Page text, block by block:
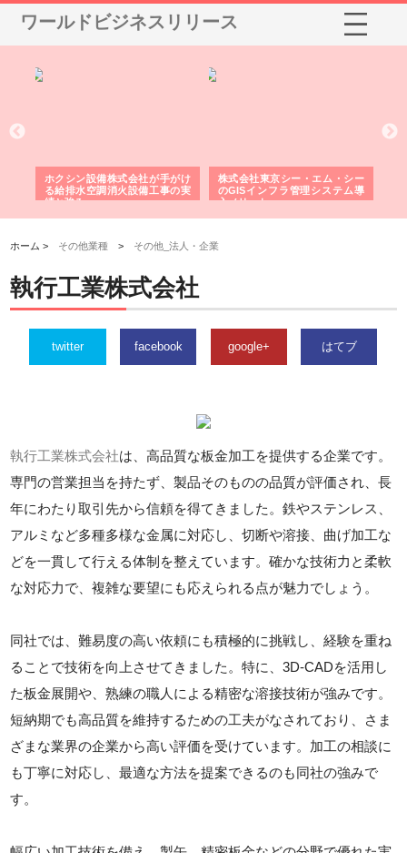
ワールドビジネスリリース
ホクシン設備株式会社が手がけ
る給排水空調消火設備工事の実
績と強み
株式会社東京シー・エム・シー
のGISインフラ管理システム導
入メリット
ホーム > その他業種 > その他_法人・企業
執行工業株式会社
twitter facebook google+ はてブ
執行工業株式会社は、高品質な板金加工を提供する企業です。
専門の営業担当を持たず、製品そのものの品質が評価され、長
年にわたり取引先から信頼を得てきました。鉄やステンレス、
アルミなど多種多様な金属に対応し、切断や溶接、曲げ加工な
どを一貫して行える体制を整えています。確かな技術力と柔軟
な対応力で、複雑な要望にも応えられる点が魅力でしょう。
同社では、難易度の高い依頼にも積極的に挑戦し、経験を重ね
ることで技術を向上させてきました。特に、3D-CADを活用し
た板金展開や、熟練の職人による精密な溶接技術が強みです。
短納期でも高品質を維持するための工夫がなされており、さま
ざまな業界の企業から高い評価を受けています。加工の相談に
も丁寧に対応し、最適な方法を提案できるのも同社の強みで
す。